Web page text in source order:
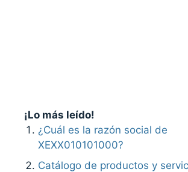
¡Lo más leído!
¿Cuál es la razón social de
XEXX010101000?
Catálogo de productos y